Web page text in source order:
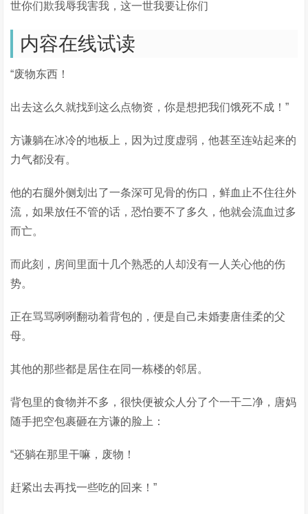
世你们欺我辱我害我，这一世我要让你们
内容在线试读
“废物东西！
出去这么久就找到这么点物资，你是想把我们饿死不成！”
方谦躺在冰冷的地板上，因为过度虚弱，他甚至连站起来的
力气都没有。
他的右腿外侧划出了一条深可见骨的伤口，鲜血止不住往外
流，如果放任不管的话，恐怕要不了多久，他就会流血过多
而亡。
而此刻，房间里面十几个熟悉的人却没有一人关心他的伤
势。
正在骂骂咧咧翻动着背包的，便是自己未婚妻唐佳柔的父
母。
其他的那些都是居住在同一栋楼的邻居。
背包里的食物并不多，很快便被众人分了个一干二净，唐妈
随手把空包裹砸在方谦的脸上：
“还躺在那里干嘛，废物！
赶紧出去再找一些吃的回来！”